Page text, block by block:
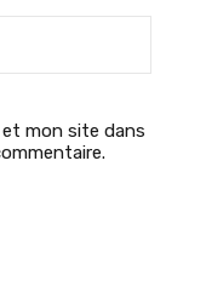
mon site dans